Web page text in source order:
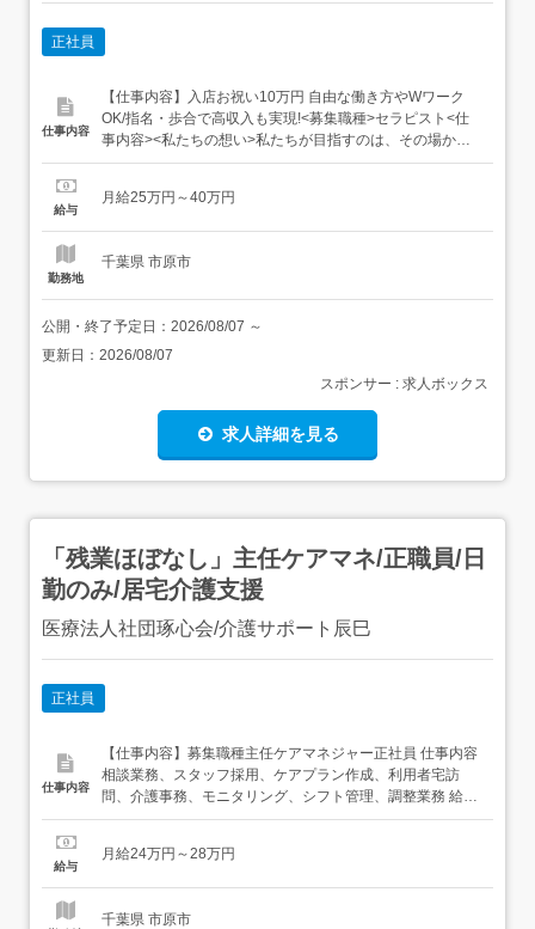
正社員
仕事内容
【仕事内容】入店お祝い10万円 自由な働き方やWワーク
OK/指名・歩合で高収入も実現!<募集職種>セラピスト<仕
事内容><私たちの想い>私たちが目指すのは、その場かぎ
りではない「疲れにくい体づくり」。独自技術『ウイング
な毎日をプロデュースしています。<具体的なお仕事内容>
給与
月給25万円～40万円
勤務地
千葉県 市原市
公開・終了予定日： 2026/08/07 ～
更新日： 2026/08/07
スポンサー : 求人ボックス
求人詳細を見る
「残業ほぼなし」主任ケアマネ/正職員/日
勤のみ/居宅介護支援
医療法人社団琢心会/介護サポート辰巳
正社員
仕事内容
【仕事内容】募集職種主任ケアマネジャー正社員 仕事内容
相談業務、スタッフ採用、ケアプラン作成、利用者宅訪
問、介護事務、モニタリング、シフト管理、調整業務 給
与・手当<給与>月給240,000〜280,000円<基本給
通費支給月額:25,000円資格手当:30,000円勤務加算手
給与
月給24万円～28万円
千葉県 市原市